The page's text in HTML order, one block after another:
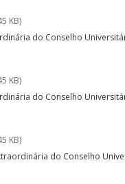
KB)
do Conselho
KB)
do Conselho
KB)
do Conselho